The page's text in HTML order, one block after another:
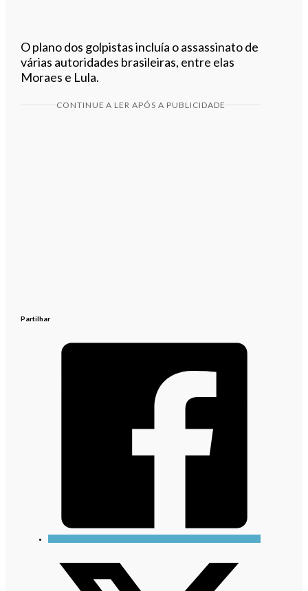
O plano dos golpistas incluía o assassinato de
várias autoridades brasileiras, entre elas
Moraes e Lula.
CONTINUE A LER APÓS A PUBLICIDADE
Partilhar